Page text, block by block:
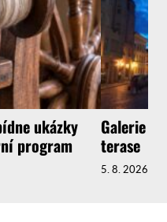
ukázky
program
Galerie
terase
5. 8. 2026